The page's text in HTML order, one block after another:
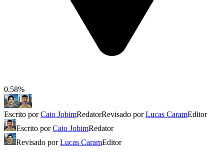
0.58%
Escrito porCaio JobimRedatorRevisado porLucas CaramEditor
Escrito porCaio JobimRedator
Revisado porLucas CaramEditor